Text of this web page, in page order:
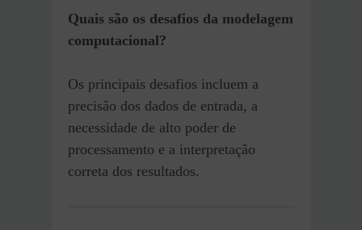
Quais são os desafios da modelagem
computacional?
Os principais desafios incluem a
precisão dos dados de entrada, a
necessidade de alto poder de
processamento e a interpretação
correta dos resultados.